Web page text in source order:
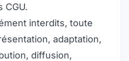
CGU.
interdits, toute
adaptation,
diffusion,